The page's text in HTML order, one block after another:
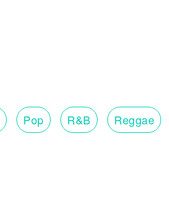
Pop R&B Reggae